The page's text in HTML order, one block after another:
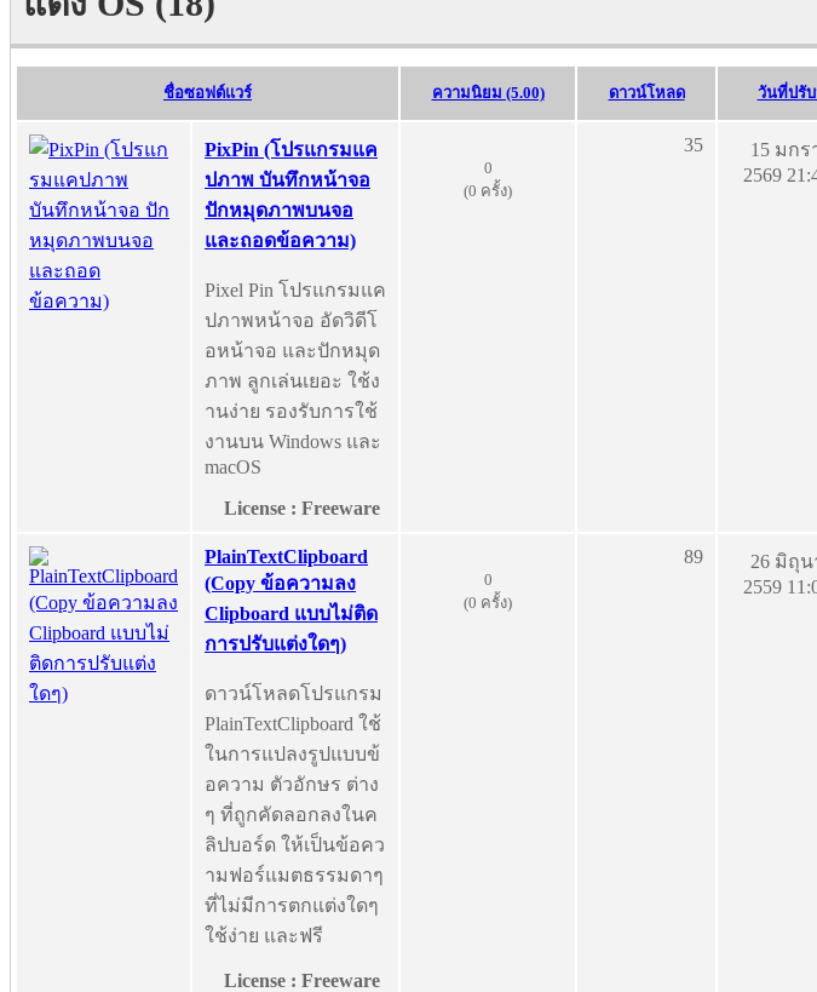
ชื่อซอฟต์แวร์ ความนิยม (5.00) ดาวน์โหลด วันที่ปรับ
PixPin (โปรแกรมแค
ปภาพ บันทึกหน้าจอ
ปักหมุดภาพบนจอ
และถอดข้อความ)
Pixel Pin โปรแกรมแค
ปภาพหน้าจอ อัดวิดีโ
อหน้าจอ และปักหมุด
ภาพ ลูกเล่นเยอะ ใช้ง
านง่าย รองรับการใช้
งานบน Windows และ
macOS
License : Freeware
0
(0 ครั้ง)
35
15 มกร
2569
PlainTextClipboard
(Copy ข้อความลง
Clipboard แบบไม่ติด
การปรับแต่งใดๆ)
ดาวน์โหลดโปรแกรม
PlainTextClipboard ใช้
ในการแปลงรูปแบบข้
อความ ตัวอักษร ต่าง
ๆ ที่ถูกคัดลอกลงในค
ลิปบอร์ด ให้เป็นข้อคว
ามฟอร์แมตธรรมดาๆ
ที่ไม่มีการตกแต่งใดๆ
ใช้ง่าย และฟรี
License : Freeware
0
(0 ครั้ง)
89
26 มิถุ
2559